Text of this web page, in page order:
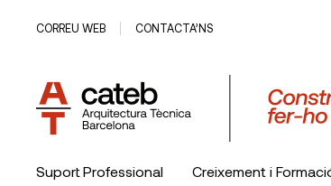
CORREU WEB CONTACTA’NS
Suport Professional Creixement i